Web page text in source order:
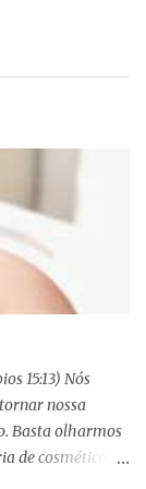
15:13) Nós
nossa
Basta olharmos
de cosméticos e